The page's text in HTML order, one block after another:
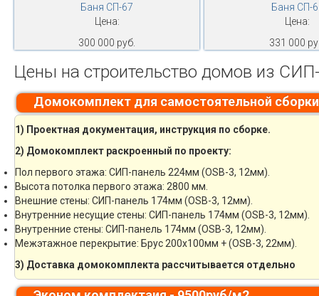
Баня СП-67
Цена:
300 000 руб.
Баня СП-
Цена:
331 000
Цены на строительство домов из
Домокомплект для самостоятельной
1) Проектная документация, инструкция по сборке.
2) Домокомплект раскроенный по проекту:
Пол первого этажа: СИП-панель 224мм (OSB-3, 12мм).
Высота потолка первого этажа: 2800 мм.
Внешние стены: СИП-панель 174мм (OSB-3, 12мм).
Внутренние несущие стены: СИП-панель 174мм (OSB-3, 12мм).
Внутренние стены: СИП-панель 174мм (OSB-3, 12мм).
Межэтажное перекрытие: Брус 200х100мм + (OSB-3, 22мм).
3) Доставка домокомплекта рассчитывается отдельно